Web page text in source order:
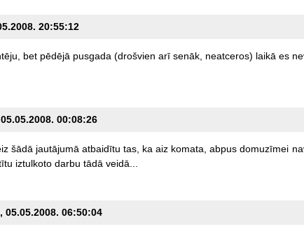
20:55:12
bet pēdējā pusgada (drošvien arī senāk, neatceros) laikā es
00:08:26
šādā jautājumā atbaidītu tas, ka aiz komata, abpus domuzīmei
iztulkoto darbu tādā veidā...
, 05.05.2008. 06:50:04